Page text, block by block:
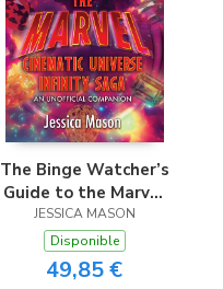
The Binge Watcher’s
Guide to the Marvel
Cinematic Universe
JESSICA MASON
Disponible
49,85 €